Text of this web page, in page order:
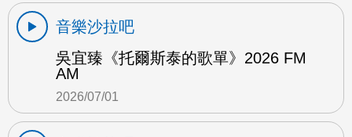
音樂沙拉吧
吳宜臻《托爾斯泰的歌單》2026 FM
AM
2026/07/01